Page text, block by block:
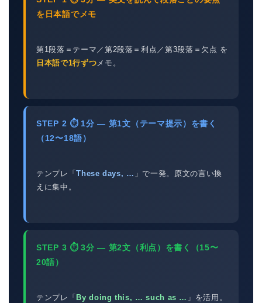
を日本語でメモ
第1段落＝テーマ／第2段落＝利点／第3段落＝欠点 を
日本語で1行ずつメモ。
STEP 2 ⏱ 1分 — 第1文（テーマ提示）を書く
（12〜18語）
テンプレ「These days, … 」で一発。原文の言い換
えに集中。
STEP 3 ⏱ 3分 — 第2文（利点）を書く（15〜
20語）
テンプレ「 By doing this, … such as … 」を活用。